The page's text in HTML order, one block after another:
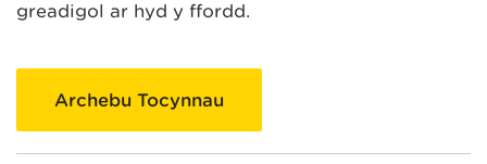
greadigol ar hyd y ffordd.
Archebu Tocynnau